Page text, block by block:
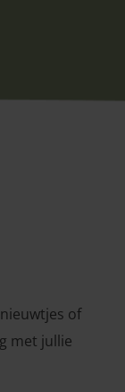
of
met jullie